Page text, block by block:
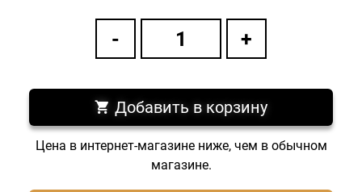
Добавить в корзину
Цена в интернет-магазине ниже, чем в обычном
магазине.